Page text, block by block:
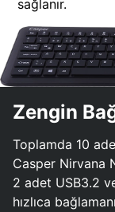
sağlanır.
Zengin
Toplamda 10
Casper Nirvana
2 adet USB3.2
hızlıca